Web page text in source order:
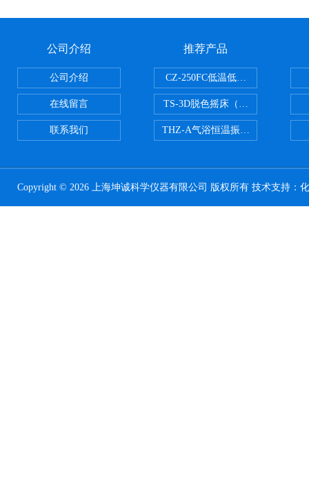
公司介绍
公司介绍
在线留言
联系我们
推荐产品
CZ-250FC低温低湿种子储藏柜
TS-3D脱色摇床（三维运动）
THZ-A气浴恒温振荡器
Copyright © 2026 上海坤诚科学仪器有限公司 版权所有 技术支持：